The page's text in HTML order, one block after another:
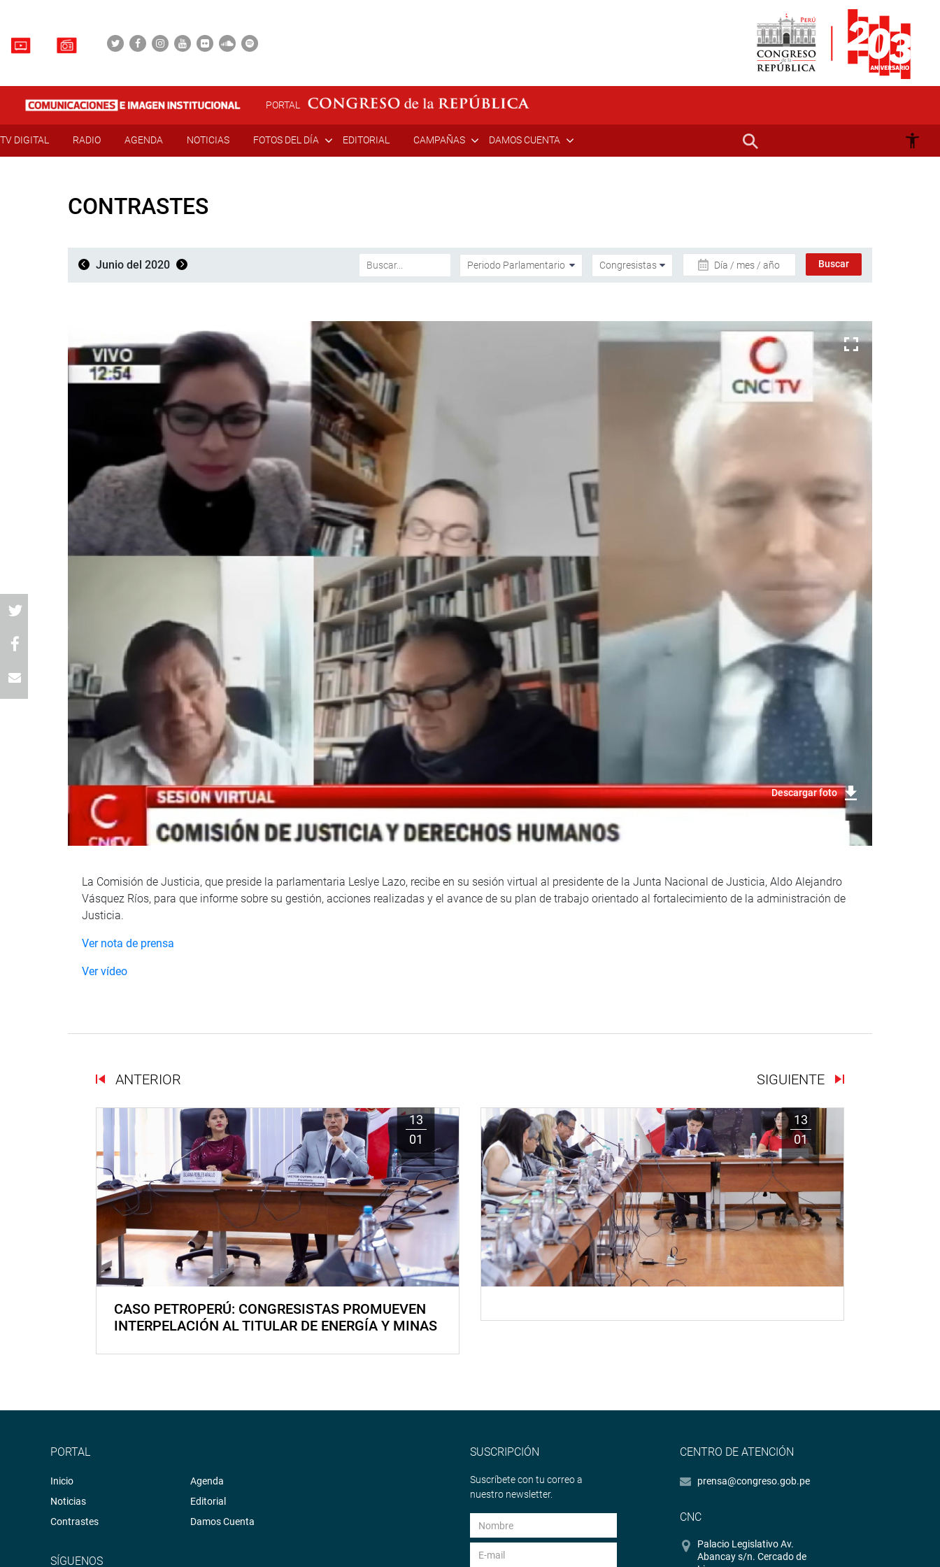
PORTAL
TV DIGITAL RADIO AGENDA NOTICIAS FOTOS DEL DÍA EDITORIAL CAMPAÑAS DAMOS CUENTA
CONTRASTES
Junio del 2020 Día / mes / año
Descargar foto
La Comisión de Justicia, que preside la parlamentaria Leslye Lazo, recibe en su sesión virtual al presidente de la Junta Nacional de Justicia, Aldo Alejandro
Vásquez Ríos, para que informe sobre su gestión, acciones realizadas y el avance de su plan de trabajo orientado al fortalecimiento de la administración de
Justicia.
Ver nota de prensa
Ver vídeo
ANTERIOR SIGUIENTE
13
01
CASO PETROPERÚ: CONGRESISTAS PROMUEVEN
INTERPELACIÓN AL TITULAR DE ENERGÍA Y MINAS
13
01
PORTAL
Inicio
Noticias
Contrastes
Agenda
Editorial
Damos Cuenta
SÍGUENOS
SUSCRIPCIÓN
Suscríbete con tu correo a
nuestro newsletter.
CENTRO DE ATENCIÓN
prensa@congreso.gob.pe
CNC
Palacio Legislativo Av.
Abancay s/n. Cercado de